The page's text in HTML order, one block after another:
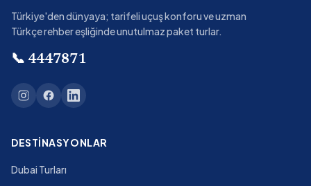
Türkiye'den dünyaya; tarifeli uçuş konforu ve uzman
Türkçe rehber eşliğinde unutulmaz paket turlar.
📞 4447871
DESTINASYONLAR
Dubai Turları